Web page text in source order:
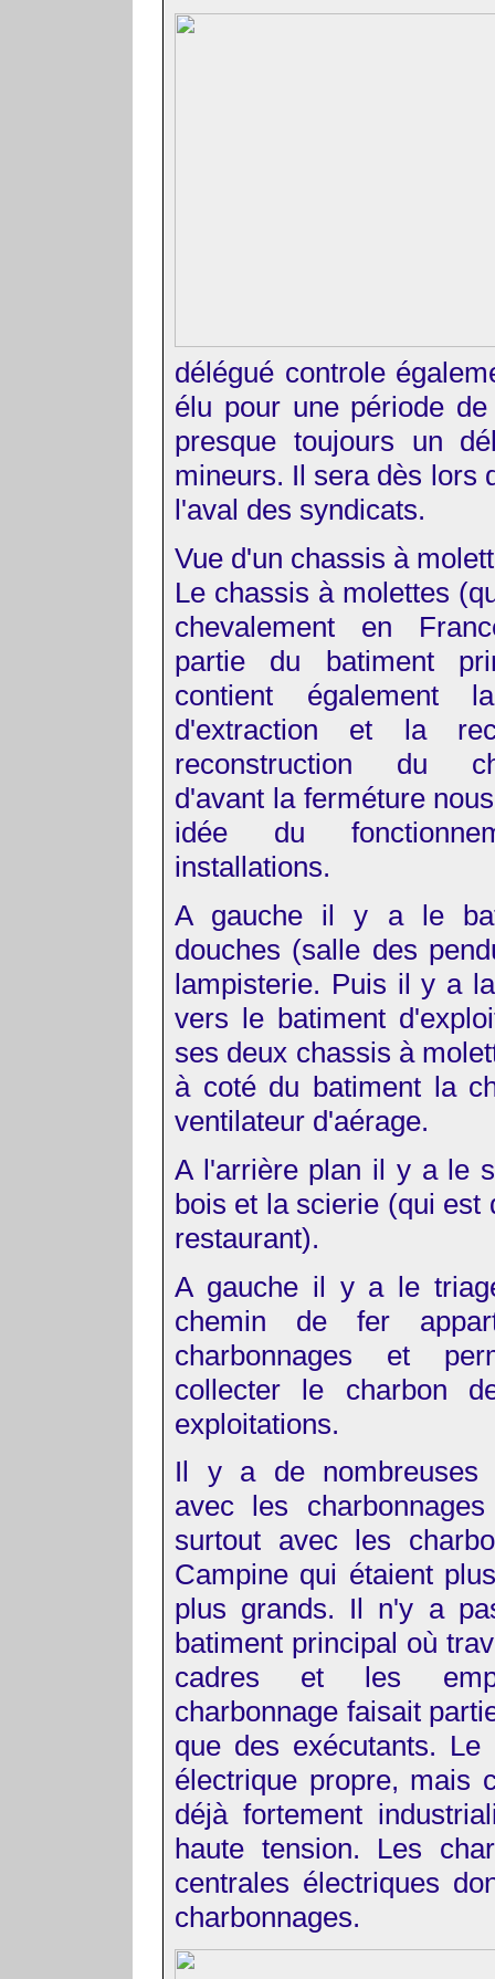
délégué controle
élu pour une période
presque toujours un
mineurs. Il sera dès lors
l'aval des syndicats.
Vue d'un chassis à
Le chassis à molettes
chevalement en
partie du batiment
contient également
d'extraction et la
reconstruction du
d'avant la ferméture
idée du
installations.
A gauche il y a le
douches (salle des
lampisterie. Puis il y a
vers le batiment
ses deux chassis à
à coté du batiment la
ventilateur d'aérage.
A l'arrière plan il y a le
bois et la scierie (qui est
restaurant).
A gauche il y a le
chemin de fer
charbonnages et
collecter le charbon
exploitations.
Il y a de nombreuses
avec les
surtout avec les
Campine qui étaient
plus grands. Il n'y a
batiment principal où
cadres et les
charbonnage faisait
que des exécutants.
électrique propre, mais
déjà fortement
haute tension. Les
centrales électriques
charbonnages.